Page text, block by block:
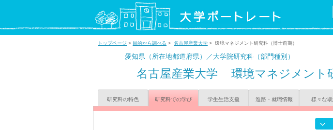
トップページ > 目的から調べる > 名古屋産業大学 > 環境マネジメント研究科（博士前期）
愛知県（所在地都道府県）／大学院研究科（部門種別）
名古屋産業大学 環境マネジメント
研究科の特色 研究科での学び 学生生活支援 進路・就職情報 様々な取